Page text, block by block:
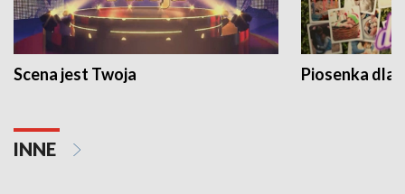
Scena jest Twoja Piosenka dla
INNE